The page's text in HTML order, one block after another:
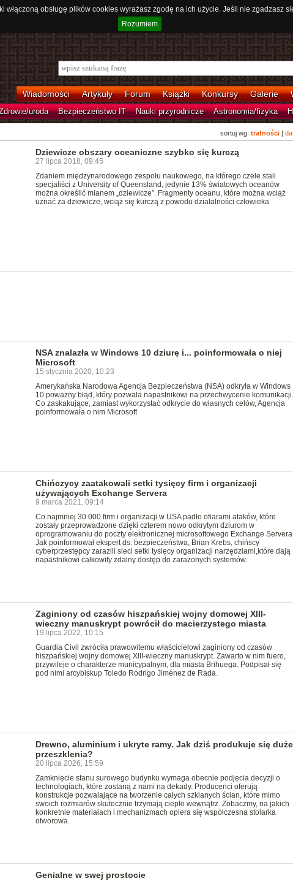
obsługę plików cookies wyrażasz zgodę na ich użycie. Jeśli nie
Rozumiem
Wiadomości Artykuły Forum Książki Konkursy Galerie
uroda Bezpieczeństwo IT Nauki przyrodnicze Astronomia/fizyka
sortuj wg: trafności|
Dziewicze obszary oceaniczne szybko się kurczą
27 lipca 2018, 09:45
Zdaniem międzynarodowego zespołu naukowego, na którego czele stali
specjaliści z University of Queensland, jedynie 13% światowych oceanów
można określić mianem „dziewicze”. Fragmenty oceanu, które można wciąż
uznać za dziewicze, wciąż się kurczą z powodu działalności człowieka
NSA znalazła w Windows 10 dziurę i... poinformowała o niej
Microsoft
15 stycznia 2020, 10:23
Amerykańska Narodowa Agencja Bezpieczeństwa (NSA) odkryła w Windows
10 poważny błąd, który pozwala napastnikowi na przechwycenie komunikacji.
Co zaskakujące, zamiast wykorzystać odkrycie do własnych celów, Agencja
poinformowała o nim Microsoft
Chińczycy zaatakowali setki tysięcy firm i organizacji
używających Exchange Servera
9 marca 2021, 09:14
Co najmniej 30 000 firm i organizacji w USA padło ofiarami ataków, które
zostały przeprowadzone dzięki czterem nowo odkrytym dziurom w
oprogramowaniu do poczty elektronicznej microsoftowego Exchange
Jak poinformował ekspert ds. bezpieczeństwa, Brian Krebs, chińscy
cyberprzestępcy zarazili sieci setki tysięcy organizacji narzędziami,które dają
napastnikowi całkowity zdalny dostęp do zarażonych systemów.
Zaginiony od czasów hiszpańskiej wojny domowej XIII-
wieczny manuskrypt powrócił do macierzystego miasta
19 lipca 2022, 10:15
Guardia Civil zwróciła prawowitemu właścicielowi zaginiony od czasów
hiszpańskiej wojny domowej XIII-wieczny manuskrypt. Zawarto w nim fuero,
przywileje o charakterze municypalnym, dla miasta Brihuega. Podpisał się
pod nimi arcybiskup Toledo Rodrigo Jiménez de Rada.
Drewno, aluminium i ukryte ramy. Jak dziś produkuje się duże
przeszklenia?
20 lipca 2026, 15:59
Zamknięcie stanu surowego budynku wymaga obecnie podjęcia decyzji o
technologiach, które zostaną z nami na dekady. Producenci oferują
konstrukcje pozwalające na tworzenie całych szklanych ścian, które mimo
swoich rozmiarów skutecznie trzymają ciepło wewnątrz. Zobaczmy, na jakich
konkretnie materiałach i mechanizmach opiera się współczesna stolarka
otworowa.
Genialne w swej prostocie